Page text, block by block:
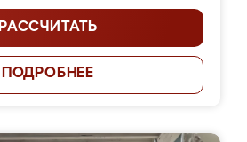
РАССЧИТАТЬ
ПОДРОБНЕЕ